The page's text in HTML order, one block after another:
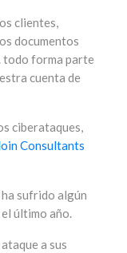
clientes,
documentos
todo forma parte
cuenta de
ciberataques,
Consultants
ha sufrido algún
último año.
a sus